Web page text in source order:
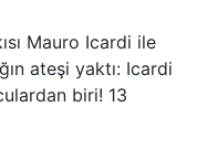
Mauro Icardi ile
ateşi yaktı: Icardi
biri! 13